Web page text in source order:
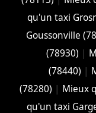
qu'un taxi
Goussonville
(78930) |
(78440) |
(78280) | Mieux
qu'un taxi